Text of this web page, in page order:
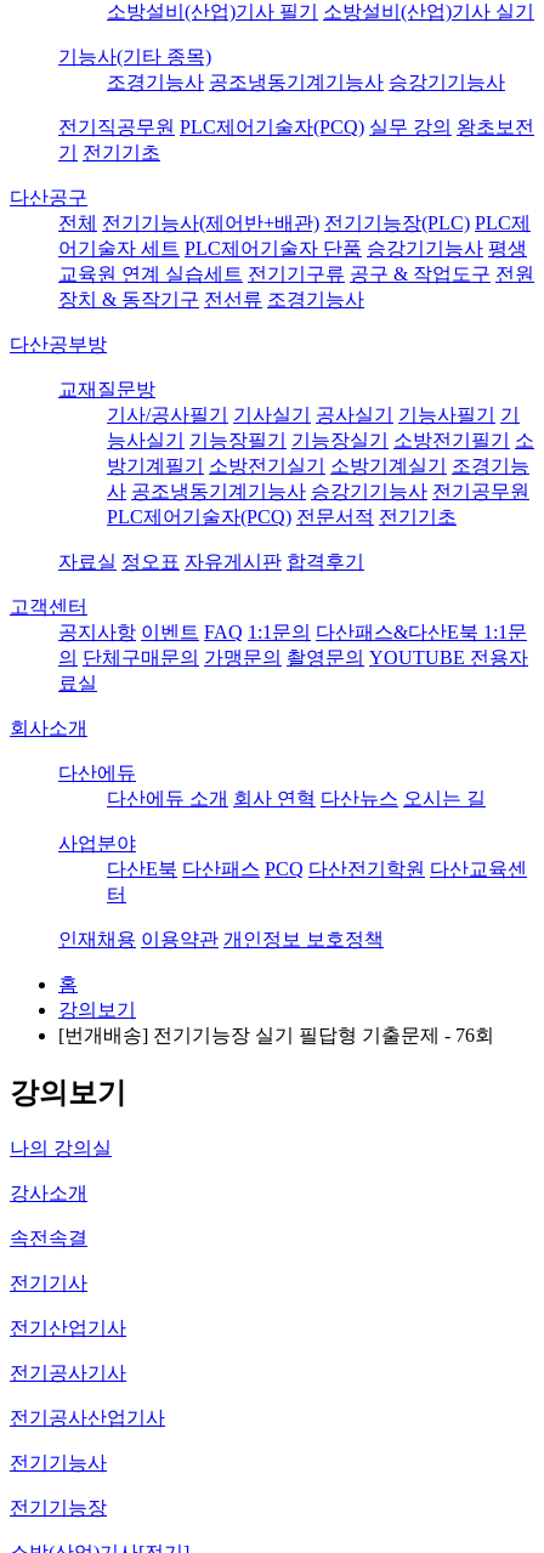
소방설비(산업)기사 필기
소방설비(산업)기사 실기
기능사(기타 종목)
조경기능사 공조냉동기계기능사 승강기기능사
전기직공무원 PLC제어기술자(PCQ) 실무 강의 왕초보전
기
전기기초
다산공구
전체 전기기능사(제어반+배관) 전기기능장(PLC) PLC제
어기술자 세트 PLC제어기술자 단품 승강기기능사 평생
교육원 연계 실습세트 전기기구류 공구 & 작업도구 전원
장치 & 동작기구 전선류 조경기능사
다산공부방
교재질문방
기사/공사필기
기사실기 공사실기 기능사필기
기
능사실기
기능장필기 기능장실기 소방전기필기
소
방기계필기
소방전기실기 소방기계실기
조경기능
사 공조냉동기계기능사 승강기기능사 전기공무원
PLC제어기술자(PCQ) 전문서적 전기기초
자료실 정오표 자유게시판 합격후기
고객센터
공지사항 이벤트 FAQ 1:1문의 다산패스&다산E북 1:1문
의 단체구매문의 가맹문의 촬영문의 YOUTUBE 전용자
료실
회사소개
다산에듀
다산에듀 소개 회사 연혁 다산뉴스 오시는 길
사업분야
다산E북 다산패스 PCQ 다산전기학원 다산교육센
터
인재채용 이용약관 개인정보 보호정책
홈
강의보기
[번개배송] 전기기능장 실기 필답형 기출문제 - 76회
강의보기
나의 강의실
강사소개
속전속결
전기기사
전기산업기사
전기공사기사
전기공사산업기사
전기기능사
전기기능장